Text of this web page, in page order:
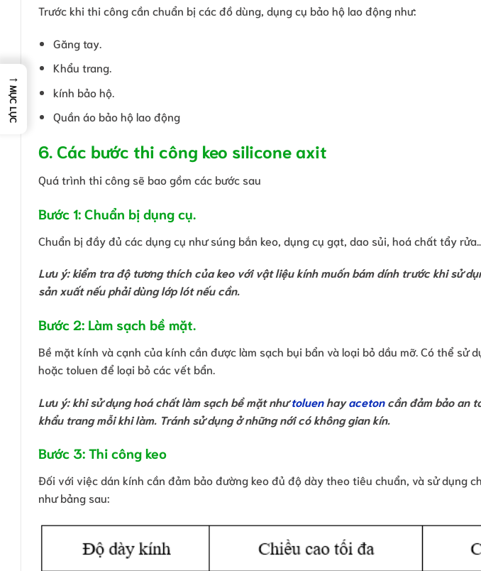
Trước khi thi công cần chuẩn bị các đồ dùng, dụng cụ bảo hộ lao động như:
Găng tay.
Khẩu trang.
kính bảo hộ.
Quần áo bảo hộ lao động
6. Các bước thi công keo silicone axit
Quá trình thi công sẽ bao gồm các bước sau
Bước 1: Chuẩn bị dụng cụ.
Chuẩn bị đầy đủ các dụng cụ như súng bắn keo, dụng cụ gạt, dao sủi, hoá chất tẩy rửa…
Lưu ý: kiểm tra độ tương thích của keo với vật liệu kính muốn bám dính trước khi sử
sản xuất nếu phải dùng lớp lót nếu cần.
Bước 2: Làm sạch bề mặt.
Bề mặt kính và cạnh của kính cần được làm sạch bụi bẩn và loại bỏ dầu mỡ. Có thể sử
hoặc toluen để loại bỏ các vết bẩn.
Lưu ý: khi sử dụng hoá chất làm sạch bề mặt nhưtoluenhayacetoncần đảm bảo an
khẩu trang mỗi khi làm. Tránh sử dụng ở những nới có không gian kín.
Bước 3: Thi công keo
Đối với việc dán kính cần đảm bảo đường keo đủ độ dày theo tiêu chuẩn, và sử dụng
như bảng sau:
→
MỤC LỤC